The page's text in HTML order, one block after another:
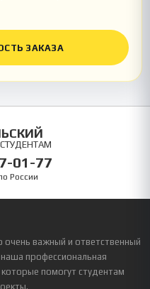
ЗАКАЗА
01-77
России
важный и ответственный
профессиональная
помогут студентам